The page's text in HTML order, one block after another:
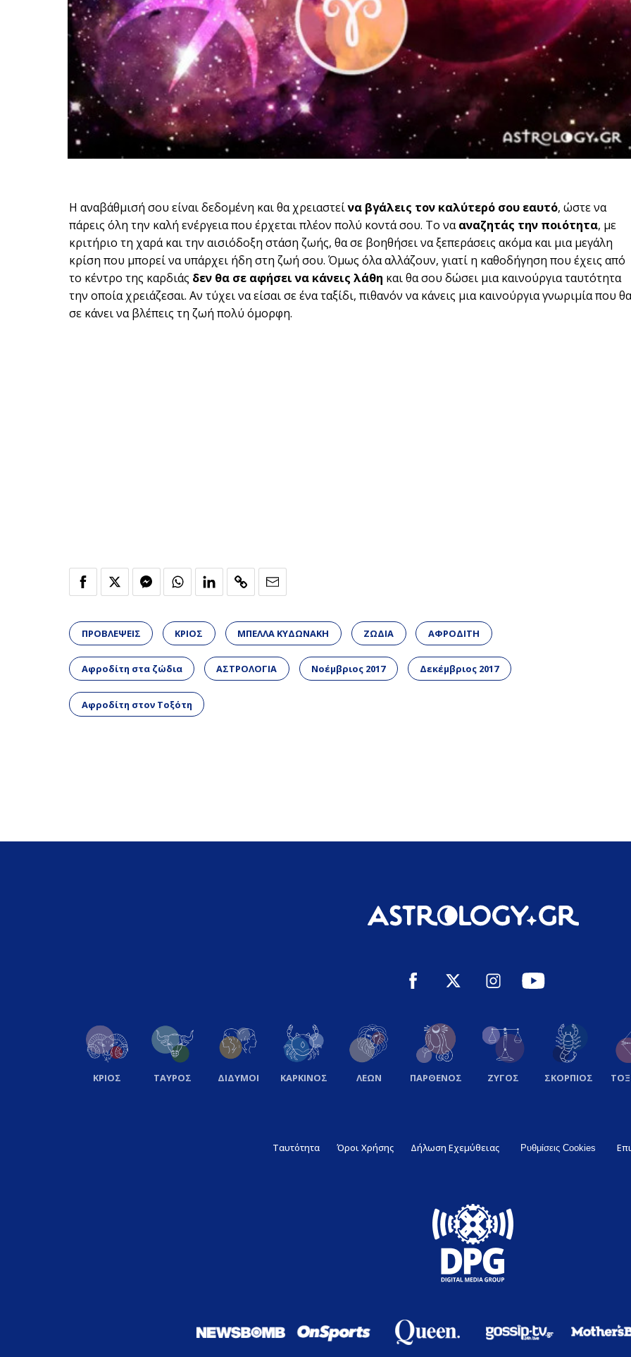
Η αναβάθμισή σου είναι δεδομένη και θα χρειαστείνα βγάλεις τον καλύτερό σου εαυτό, ώστε να
πάρεις όλη την καλή ενέργεια που έρχεται πλέον πολύ κοντά σου. Το νααναζητάς την ποιότητα, με
κριτήριο τη χαρά και την αισιόδοξη στάση ζωής, θα σε βοηθήσει να ξεπεράσεις ακόμα και μια μεγάλη
κρίση που μπορεί να υπάρχει ήδη στη ζωή σου. Όμως όλα αλλάζουν, γιατί η καθοδήγηση που έχεις από
το κέντρο της καρδιάς δεν θα σε αφήσει να κάνεις λάθη και θα σου δώσει μια καινούργια ταυτότητα
την οποία χρειάζεσαι. Αν τύχει να είσαι σε ένα ταξίδι, πιθανόν να κάνεις μια καινούργια γνωριμία που θα
σε κάνει να βλέπεις τη ζωή πολύ όμορφη.
ΠΡΟΒΛΕΨΕΙΣ ΚΡΙΟΣ ΜΠΕΛΛΑ ΚΥΔΩΝΑΚΗ ΖΩΔΙΑ ΑΦΡΟΔΙΤΗ
Αφροδίτη στα ζώδια ΑΣΤΡΟΛΟΓΙΑ Νοέμβριος 2017 Δεκέμβριος 2017
Αφροδίτη στον Τοξότη
ΚΡΙΟΣ ΤΑΥΡΟΣ ΔΙΔΥΜΟΙ ΚΑΡΚΙΝΟΣ ΛΕΩΝ ΠΑΡΘΕΝΟΣ ΖΥΓΟΣ ΣΚΟΡΠΙΟΣ
Ταυτότητα Όροι Χρήσης Δήλωση Εχεμύθειας Ρυθμίσεις Cookies